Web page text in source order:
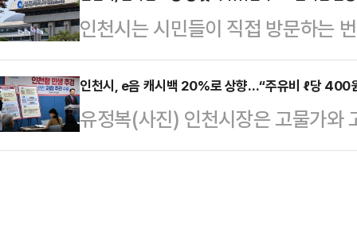
인 돌봄서비스’ 수행기관인 행복커
용 방법과 운…
겪는 우울과 불안 등 정신건강 문제
연계를 강화하여 지역사회 내 촘촘
기관은 협약을 통해 난임부부, 유·
를 대상으로 정신건강 상담 및 치료
다.인천시 관계자는 …
인천시는 시민들이 직접 방문하는
있는 ‘온라인 조상 땅 찾기’ 서비스
기’서비스는 지적·임야대장에 등
나 조상 명의로 된 전국의 토지 정
시 가족관계증명서 등을 전자문서
인천시, e음 캐시백 20%로 상향…“주유비 ℓ당 400
유정복(사진) 인천시장은 고물가와
1657억 원 규모의 ‘인천형 민생지